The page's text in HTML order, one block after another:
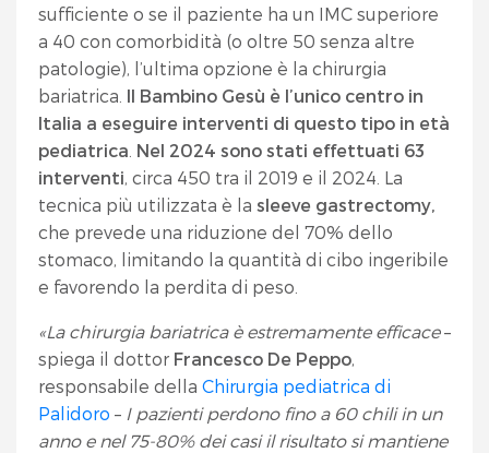
sufficiente o se il paziente ha un IMC superiore
a 40 con comorbidità (o oltre 50 senza altre
patologie), l’ultima opzione è la chirurgia
bariatrica. Il Bambino Gesù è l’unico centro in
Italia a eseguire interventi di questo tipo in età
pediatrica Nel 2024 sono stati effettuati 63
interventi, circa 450 tra il 2019 e il 2024. La
tecnica più utilizzata è la sleeve gastrectomy,
che prevede una riduzione del 70% dello
stomaco, limitando la quantità di cibo ingeribile
e favorendo la perdita di peso.
«La chirurgia bariatrica è estremamente efficace–
spiega il dottor Francesco De Peppo,
responsabile della Chirurgia pediatrica di
Palidoro – I pazienti perdono fino a 60 chili in un
anno e nel 75-80% dei casi il risultato si mantiene